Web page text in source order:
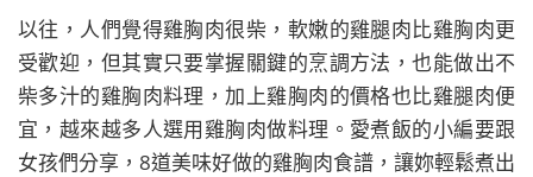
以往，人們覺得雞胸肉很柴，軟嫩的雞腿肉比雞胸肉更
受歡迎，但其實只要掌握關鍵的烹調方法，也能做出不
柴多汁的雞胸肉料理，加上雞胸肉的價格也比雞腿肉便
宜，越來越多人選用雞胸肉做料理。愛煮飯的小編要跟
女孩們分享，8道美味好做的雞胸肉食譜，讓妳輕鬆煮出